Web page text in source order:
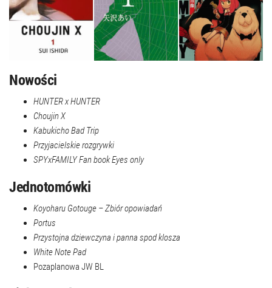
Nowości
HUNTER x HUNTER
Choujin X
Kabukicho Bad Trip
Przyjacielskie rozgrywki
SPYxFAMILY Fan book Eyes only
Jednotomówki
Koyoharu Gotouge – Zbiór opowiadań
Portus
Przystojna dziewczyna i panna spod klosza
White Note Pad
Pozaplanowa JW BL